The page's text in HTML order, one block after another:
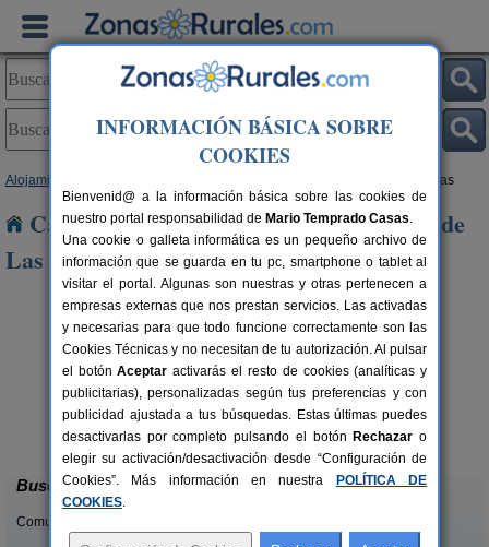
Alojamientos > Santa Colomba de Las Carabias
Casas Rurales cerca de Santa Colomba de
Las Carabias
42+1 pers.
desde25 €
La Venta de los Arribes
Formariz de Sayago (Zamora)
Buscar
Comunidades:
INFORMACIÓN BÁSICA SOBRE
COOKIES
Bienvenid@ a la información básica sobre las cookies de
nuestro portal responsabilidad de Mario Temprado Casas.
Una cookie o galleta informática es un pequeño archivo de
información que se guarda en tu pc, smartphone o tablet al
visitar el portal. Algunas son nuestras y otras pertenecen a
empresas externas que nos prestan servicios. Las activadas
y necesarias para que todo funcione correctamente son las
Cookies Técnicas y no necesitan de tu autorización. Al pulsar
el botónAceptar activarás el resto de cookies (analíticas y
publicitarias), personalizadas según tus preferencias y con
publicidad ajustada a tus búsquedas. Estas últimas puedes
desactivarlas por completo pulsando el botón Rechazar o
elegir su activación/desactivación desde “Configuración de
Cookies”. Más información en nuestra
POLÍTICA DE
COOKIES.